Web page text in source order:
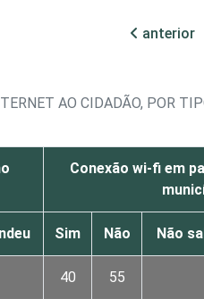
anterior
AO CIDADÃO, POR
Conexão wi-fi em
Sim Não Não
40 55